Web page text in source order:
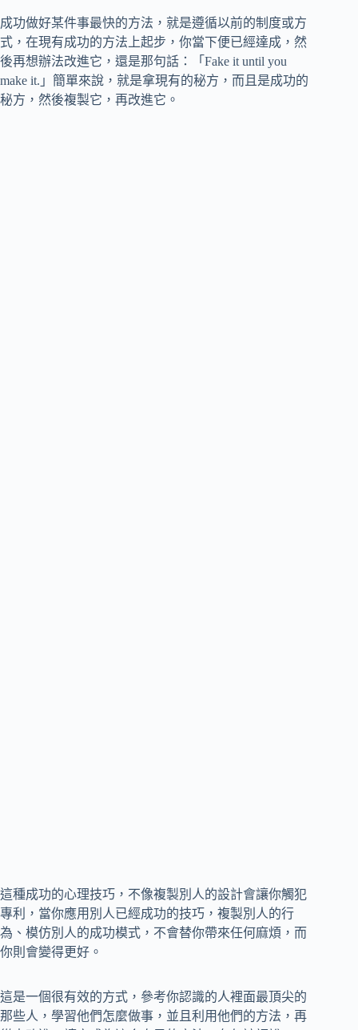
成功做好某件事最快的方法，就是遵循以前的制度或方
式，在現有成功的方法上起步，你當下便已經達成，然
後再想辦法改進它，還是那句話：「Fake it until you
make it.」簡單來說，就是拿現有的秘方，而且是成功的
秘方，然後複製它，再改進它。
這種成功的心理技巧，不像複製別人的設計會讓你觸犯
專利，當你應用別人已經成功的技巧，複製別人的行
為、模仿別人的成功模式，不會替你帶來任何麻煩，而
你則會變得更好。
這是一個很有效的方式，參考你認識的人裡面最頂尖的
那些人，學習他們怎麼做事，並且利用他們的方法，再